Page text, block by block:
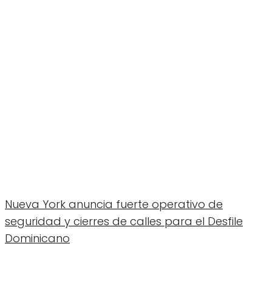
Nueva York anuncia fuerte operativo de
seguridad y cierres de calles para el Desfile
Dominicano